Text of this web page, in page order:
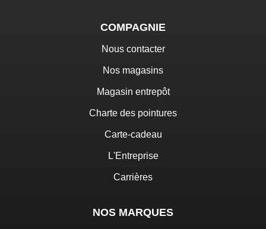
COMPAGNIE
Nous contacter
Nos magasins
Magasin entrepôt
Charte des pointures
Carte-cadeau
L'Entreprise
Carrières
NOS MARQUES